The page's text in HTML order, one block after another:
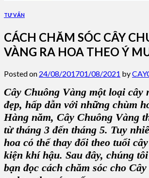
TƯ VẤN
CÁCH CHĂM SÓC CÂY
VÀNG RA HOA THEO Ý
Posted on 24/08/201701/08/2021 by
Cây Chuông Vàng một loại cây
đẹp, hấp dẫn với những chùm
Hàng năm, Cây Chuông Vàng
từ tháng 3 đến tháng 5. Tuy
hoa có thể thay đổi theo tuổi
kiện khí hậu. Sau đây, chúng
bạn đọc cách chăm sóc cho C